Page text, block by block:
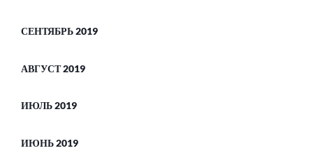
СЕНТЯБРЬ 2019
АВГУСТ 2019
ИЮЛЬ 2019
ИЮНЬ 2019